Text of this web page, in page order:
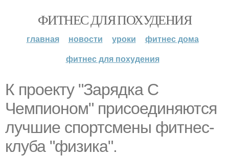
ФИТНЕС ДЛЯ ПОХУДЕНИЯ
главная новости уроки
фитнес дома
фитнес для похудения
К проекту "Зарядка С
Чемпионом" присоединяются
лучшие спортсмены фитнес-
клуба "физика".